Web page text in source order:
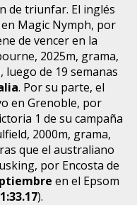
de triunfar. El inglés
en Magic Nymph, por
de vencer en la
2025m, grama,
, luego de 19 semanas
. Por su parte, el
en Grenoble, por
1 de su campaña
2000m, grama,
que el australiano
por Encosta de
en el Epsom
1:33.17).